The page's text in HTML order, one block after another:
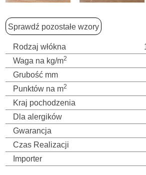
Sprawdź pozostałe wzory
Rodzaj włókna
Waga na kg/m2
Grubość mm
Punktów na m2
Kraj pochodzenia
Dla alergików
Gwarancja
Czas Realizacji
Importer